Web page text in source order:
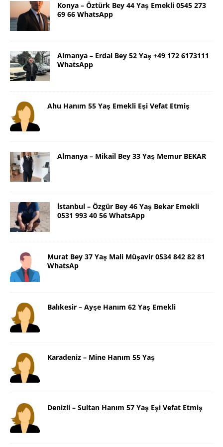
Konya – Öztürk Bey 44 Yaş Emekli 0545 273
69 66 WhatsApp
Almanya – Erdal Bey 52 Yaş +49 172 6173111
WhatsApp
Ahu Hanım 55 Yaş Emekli Eşi Vefat Etmiş
Almanya – Mikail Bey 33 Yaş Memur BEKAR
İstanbul – Özgür Bey 46 Yaş Bekar Emekli
0531 993 40 56 WhatsApp
Murat Bey 37 Yaş Mali Müşavir 0534 842 82 81
WhatsAp
Balıkesir – Ayşe Hanım 62 Yaş Emekli
Karadeniz – Mine Hanım 55 Yaş
Denizli – Sultan Hanım 57 Yaş Eşi Vefat Etmiş